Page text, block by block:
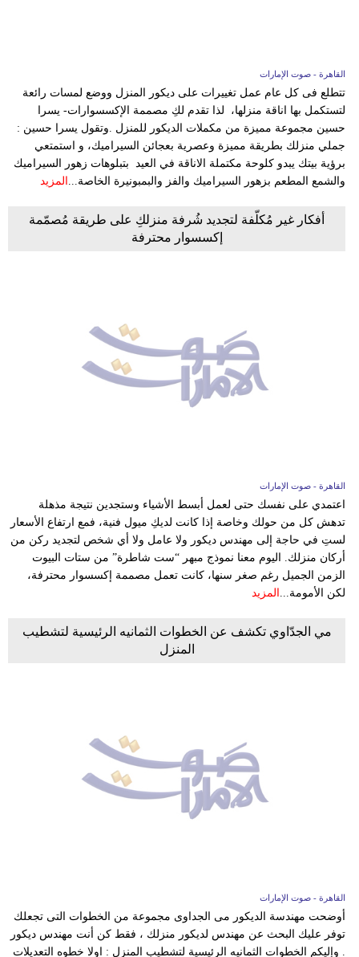
القاهرة - صوت الإمارات
تتطلع فى كل عام عمل تغييرات على ديكور المنزل ووضع لمسات رائعة
لتستكمل بها اناقة منزلها، لذا تقدم لكِ مصممة الإكسسوارات- يسرا
حسين مجموعة مميزة من مكملات الديكور للمنزل .وتقول يسرا حسين :
جملي منزلك بطريقة مميزة وعصرية بعجائن السيراميك، و استمتعي
برؤية بيتك يبدو كلوحة مكتملة الاناقة في العيد بتبلوهات زهور السيراميك
والشمع المطعم بزهور السيراميك والفز والبمبونيرة الخاصة... المزيد
أفكار غير مُكلّفة لتجديد شُرفة منزلكِ على طريقة مُصمّمة
إكسسوار محترفة
القاهرة - صوت الإمارات
اعتمدي على نفسك حتى لعمل أبسط الأشياء وستجدين نتيجة مذهلة
تدهش كل من حولك وخاصة إذا كانت لديكِ ميول فنية، فمع ارتفاع الأسعار
لستِ في حاجة إلى مهندس ديكور ولا عامل ولا أي شخص لتجديد ركن من
أركان منزلك. اليوم معنا نموذج مبهر “ست شاطرة” من ستات البيوت
الزمن الجميل رغم صغر سنها، كانت تعمل مصممة إكسسوار محترفة،
لكن الأمومة...
المزيد
مي الجدّاوي تكشف عن الخطوات الثمانيه الرئيسية لتشطيب
المنزل
القاهرة - صوت الإمارات
أوضحت مهندسة الديكور مى الجداوى مجموعة من الخطوات التى تجعلك
توفر عليك البحث عن مهندس لديكور منزلك ، فقط كن أنت مهندس ديكور
. وإليكم الخطوات الثمانيه الرئيسية لتشطيب المنزل : اولا خطوه التعديلات